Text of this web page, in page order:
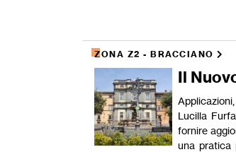
ZONA Z2 - BRACCIANO
Il
Lucilla
fornire
una pratica